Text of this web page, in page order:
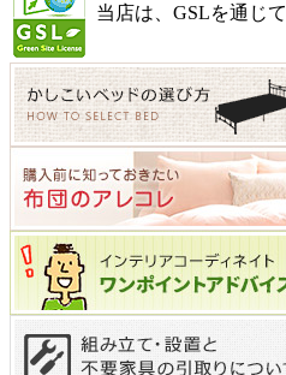
当店は、GSLを通じて